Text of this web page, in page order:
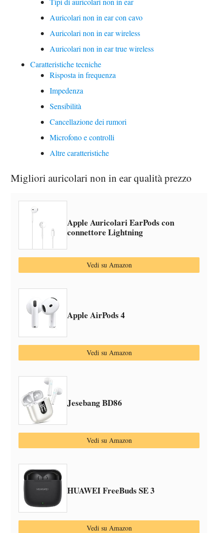
Auricolari non in ear con cavo
Auricolari non in ear wireless
Auricolari non in ear true wireless
Caratteristiche tecniche
Risposta in frequenza
Impedenza
Sensibilità
Cancellazione dei rumori
Microfono e controlli
Altre caratteristiche
Migliori auricolari non in ear qualità prezzo
Apple Auricolari EarPods con
connettore Lightning ​​​​​​​
Vedi su Amazon
Apple AirPods 4
Vedi su Amazon
Jesebang BD86
Vedi su Amazon
HUAWEI FreeBuds SE 3
Vedi su Amazon